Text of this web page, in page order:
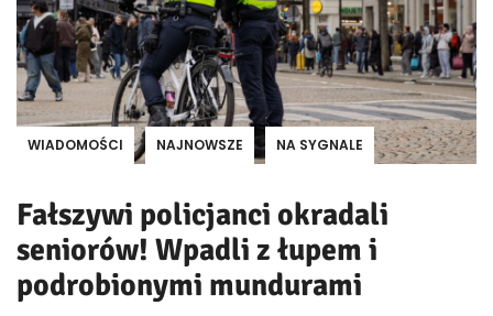
WIADOMOŚCI NAJNOWSZE NA SYGNALE
Fałszywi policjanci okradali
seniorów! Wpadli z łupem i
podrobionymi mundurami